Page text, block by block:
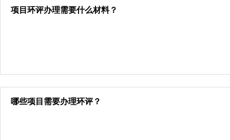
项目环评办理需要什么材料？
哪些项目需要办理环评？